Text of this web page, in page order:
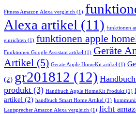
Fitness Amazon Alexa vergleich (1)
Alexa artikel (11) funktionen
einrichten (1) funktionen apple
Funktionen Google Assistant artikel (1) Geräte
Artikel (5) Geräte Apple HomeKit artikel (1)
(2) gr201812 (12)
produkt (3) Handbuch Apple HomeKit Produkt (1)
artikel (2) handbuch Smart Home Artikel (1)
Lautsprecher Amazon Alexa vergleich (1) licht